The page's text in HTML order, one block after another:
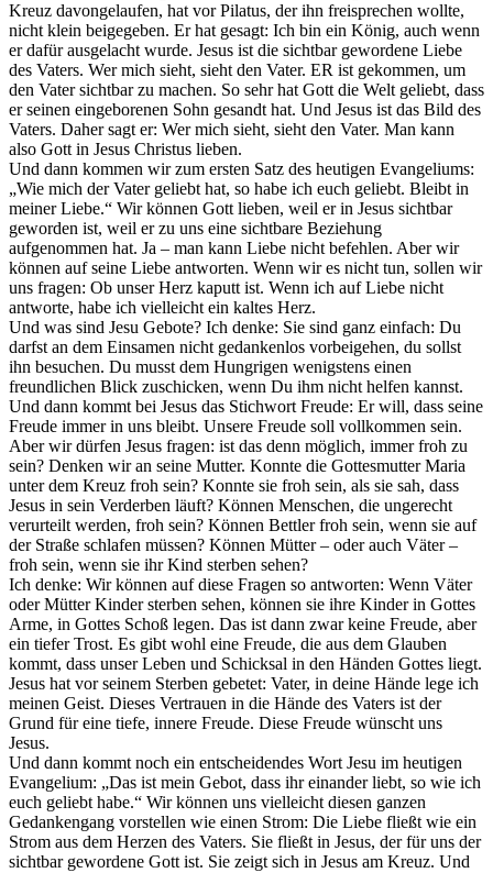
Kreuz davongelaufen, hat vor Pilatus, der ihn freisprechen wollte,
nicht klein beigegeben. Er hat gesagt: Ich bin ein König, auch wenn
er dafür ausgelacht wurde. Jesus ist die sichtbar gewordene Liebe
des Vaters. Wer mich sieht, sieht den Vater. ER ist gekommen, um
den Vater sichtbar zu machen. So sehr hat Gott die Welt geliebt, dass
er seinen eingeborenen Sohn gesandt hat. Und Jesus ist das Bild des
Vaters. Daher sagt er: Wer mich sieht, sieht den Vater. Man kann
also Gott in Jesus Christus lieben.
Und dann kommen wir zum ersten Satz des heutigen Evangeliums:
„Wie mich der Vater geliebt hat, so habe ich euch geliebt. Bleibt in
meiner Liebe.“ Wir können Gott lieben, weil er in Jesus sichtbar
geworden ist, weil er zu uns eine sichtbare Beziehung
aufgenommen hat. Ja – man kann Liebe nicht befehlen. Aber wir
können auf seine Liebe antworten. Wenn wir es nicht tun, sollen wir
uns fragen: Ob unser Herz kaputt ist. Wenn ich auf Liebe nicht
antworte, habe ich vielleicht ein kaltes Herz.
Und was sind Jesu Gebote? Ich denke: Sie sind ganz einfach: Du
darfst an dem Einsamen nicht gedankenlos vorbeigehen, du sollst
ihn besuchen. Du musst dem Hungrigen wenigstens einen
freundlichen Blick zuschicken, wenn Du ihm nicht helfen kannst.
Und dann kommt bei Jesus das Stichwort Freude: Er will, dass seine
Freude immer in uns bleibt. Unsere Freude soll vollkommen sein.
Aber wir dürfen Jesus fragen: ist das denn möglich, immer froh zu
sein? Denken wir an seine Mutter. Konnte die Gottesmutter Maria
unter dem Kreuz froh sein? Konnte sie froh sein, als sie sah, dass
Jesus in sein Verderben läuft? Können Menschen, die ungerecht
verurteilt werden, froh sein? Können Bettler froh sein, wenn sie auf
der Straße schlafen müssen? Können Mütter – oder auch Väter –
froh sein, wenn sie ihr Kind sterben sehen?
Ich denke: Wir können auf diese Fragen so antworten: Wenn Väter
oder Mütter Kinder sterben sehen, können sie ihre Kinder in Gottes
Arme, in Gottes Schoß legen. Das ist dann zwar keine Freude, aber
ein tiefer Trost. Es gibt wohl eine Freude, die aus dem Glauben
kommt, dass unser Leben und Schicksal in den Händen Gottes liegt.
Jesus hat vor seinem Sterben gebetet: Vater, in deine Hände lege ich
meinen Geist. Dieses Vertrauen in die Hände des Vaters ist der
Grund für eine tiefe, innere Freude. Diese Freude wünscht uns
Jesus.
Und dann kommt noch ein entscheidendes Wort Jesu im heutigen
Evangelium: „Das ist mein Gebot, dass ihr einander liebt, so wie ich
euch geliebt habe.“ Wir können uns vielleicht diesen ganzen
Gedankengang vorstellen wie einen Strom: Die Liebe fließt wie ein
Strom aus dem Herzen des Vaters. Sie fließt in Jesus, der für uns der
sichtbar gewordene Gott ist. Sie zeigt sich in Jesus am Kreuz. Und